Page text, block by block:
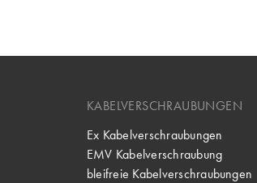
KABELVERSCHRAUBUNGEN
Ex Kabelverschraubungen
EMV Kabelverschraubung
bleifreie Kabelverschraubungen